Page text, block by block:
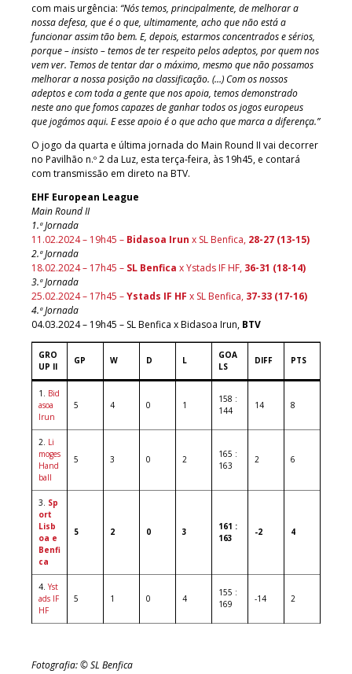
com mais urgência: “Nós temos, principalmente, de melhorar a
nossa defesa, que é o que, ultimamente, acho que não está a
funcionar assim tão bem. E, depois, estarmos concentrados e sérios,
porque – insisto – temos de ter respeito pelos adeptos, por quem nos
vem ver. Temos de tentar dar o máximo, mesmo que não possamos
melhorar a nossa posição na classificação. (…) Com os nossos
adeptos e com toda a gente que nos apoia, temos demonstrado
neste ano que fomos capazes de ganhar todos os jogos europeus
que jogámos aqui. E esse apoio é o que acho que marca a diferença.”
O jogo da quarta e última jornada do Main Round II vai decorrer
no Pavilhão n.º 2 da Luz, esta terça-feira, às 19h45, e contará
com transmissão em direto na BTV.
EHF European League
Main Round II
1.ª Jornada
11.02.2024 – 19h45 – Bidasoa Irun x SL Benfica, 28-27 (13-15)
2.ª Jornada
18.02.2024 – 17h45 – SL Benfica x Ystads IF HF, 36-31 (18-14)
3.ª Jornada
25.02.2024 – 17h45 –Ystads IF HF x SL Benfica, 37-33 (17-16)
4.ª Jornada
04.03.2024 – 19h45 – SL Benfica x Bidasoa Irun, BTV
GRO
UP II
GP W D L
GOA
LS
DIFF PTS
1. Bid
asoa
Irun
5 4 0 1
158 :
144
14 8
2. Li
moges
Hand
ball
5 3 0 2
165 :
163
2 6
3. Sp
ort
Lisb
oa e
Benfi
ca
5 2 0 3
161 :
163
-2 4
4.Yst
ads IF
HF
5 1 0 4
155 :
169
-14 2
Fotografia: © SL Benfica